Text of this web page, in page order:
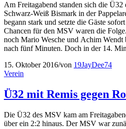
Am Freitagabend standen sich die
Schwarz-Weiß Bismark in der
begann stark und setzte die Gäste
Chancen für den MSV waren die
noch Mario Wesche und Achim Wendt
nach fünf Minuten. Doch in der 14.
15. Oktober 2016/von 19JayDee74
Verein
Ü32 mit Remis gegen
Die Ü32 des MSV kam am
über ein 2:2 hinaus. Der MSV war